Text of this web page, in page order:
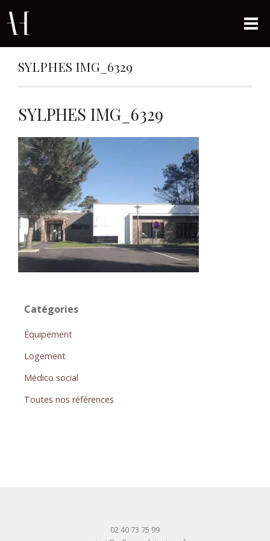
SYLPHES IMG_6329
SYLPHES IMG_6329
Catégories
Équipement
Logement
Médico social
Toutes nos références
02 40 73 75 99